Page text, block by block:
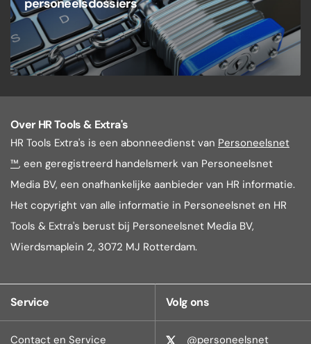
personeelsdossiers
Over HR Tools & Extra's
HR Tools Extra's is een abonneedienst van Personeelsnet
™, een geregistreerd handelsmerk van Personeelsnet
Media BV, een onafhankelijke aanbieder van HR informatie.
Het copyright van alle informatie in Personeelsnet en HR
Tools & Extra's berust bij Personeelsnet Media BV,
Wierdsmaplein 2, 3072 MJ Rotterdam.
Service
Contact en Service
Volg ons
@personeelsnet